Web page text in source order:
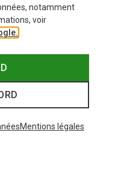
notamment
voir
Mentions légales